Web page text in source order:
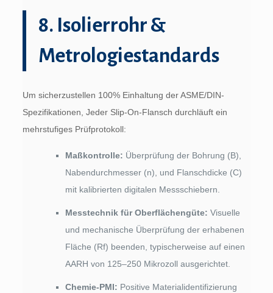
8. Isolierrohr &
Metrologiestandards
Um sicherzustellen 100% Einhaltung der ASME/DIN-
Spezifikationen, Jeder Slip-On-Flansch durchläuft ein
mehrstufiges Prüfprotokoll:
Maßkontrolle: Überprüfung der Bohrung (B),
Nabendurchmesser (n), und Flanschdicke (C)
mit kalibrierten digitalen Messschiebern.
Messtechnik für Oberflächengüte: Visuelle
und mechanische Überprüfung der erhabenen
Fläche (Rf) beenden, typischerweise auf einen
AARH von 125–250 Mikrozoll ausgerichtet.
Chemie-PMI: Positive Materialidentifizierung